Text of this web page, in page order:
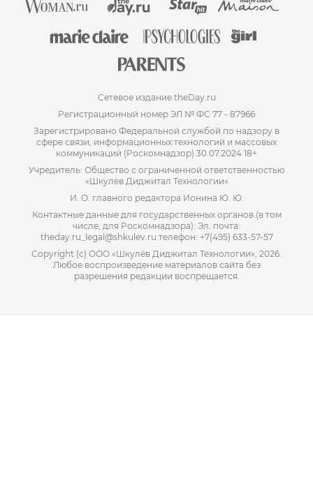
Сетевое издание theDay.ru
Регистрационный номер ЭЛ № ФС 77 - 87966
Зарегистрировано Федеральной службой по надзору в
сфере связи, информационных технологий и массовых
коммуникаций (Роскомнадзор) 30.07.2024 18+
Учредитель: Общество с ограниченной ответственностью
«Шкулёв Диджитал Технологии»
И. О. главного редактора Ионина Ю. Ю.
Контактные данные для государственных органов (в том
числе, для Роскомнадзора): Эл. почта:
theday.ru_legal@shkulev.ru телефон: +7(495) 633-57-57
Copyright (с) ООО «Шкулёв Диджитал Технологии», 2026.
Любое воспроизведение материалов сайта без
разрешения редакции воспрещается.